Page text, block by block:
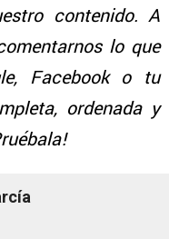
contenido. A
lo que
Facebook o tu
ordenada y